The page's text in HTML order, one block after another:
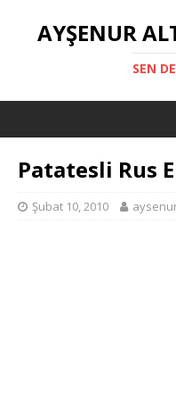
AYŞENUR
SEN
Patatesli Rus
Şubat 10, 2010